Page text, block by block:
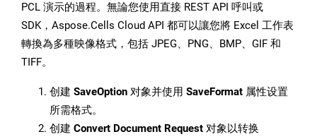
PCL 演示的過程。無論您使用直接 REST API 呼叫或
SDK，Aspose.Cells Cloud API 都可以讓您將 Excel 工作表
轉換為多種映像格式，包括 JPEG、PNG、BMP、GIF 和
TIFF。
创建 SaveOption 对象并使用 SaveFormat 属性设置
所需格式。
创建 Convert Document Request 对象以转换